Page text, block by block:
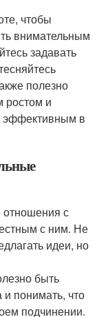
чтобы
внимательным
задавать
полезно
ростом и
эффективным в
отношения с
с ним. Не
идеи, но
быть
понимать, что
подчинении.